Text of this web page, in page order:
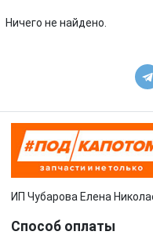
Ничего не найдено.
ИП Чубарова Елена
Способ оплаты